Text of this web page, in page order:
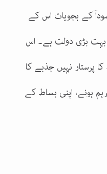
کے ہجویات اس کے
بہت بڑی دولت ہے۔ اس
پرستار نہیں جذبے کا
ہونے، اپنی بساط کے